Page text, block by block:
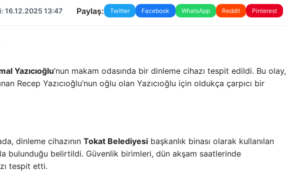
16.12.2025 13:47 Paylaş: Twitter Facebook WhatsApp Reddit Pinterest
Yazıcıoğlu‘nun makam odasında bir dinleme cihazı tespit edildi. Bu olay,
Recep Yazıcıoğlu’nun oğlu olan Yazıcıoğlu için oldukça çarpıcı bir
dinleme cihazının Tokat Belediyesi başkanlık binası olarak kullanılan
bulunduğu belirtildi. Güvenlik birimleri, dün akşam saatlerinde
tespit etti.